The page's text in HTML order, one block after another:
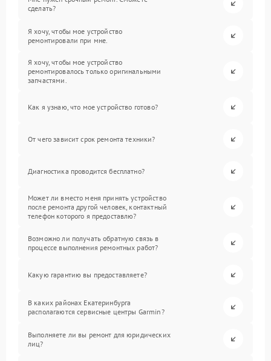
сделать?
Я хочу, чтобы мое устройство
ремонтировали при мне.
Я хочу, чтобы мое устройство
ремонтировалось только оригинальными
запчастями.
Как я узнаю, что мое устройство готово?
От чего зависит срок ремонта техники?
Диагностика проводится бесплатно?
Может ли вместо меня принять устройство
после ремонта другой человек, контактный
телефон которого я предоставлю?
Возможно ли получать обратную связь в
процессе выполнения ремонтных работ?
Какую гарантию вы предоставляете?
В каких районах Екатеринбурга
располагаются сервисные центры Garmin?
Выполняете ли вы ремонт для юридических
лиц?